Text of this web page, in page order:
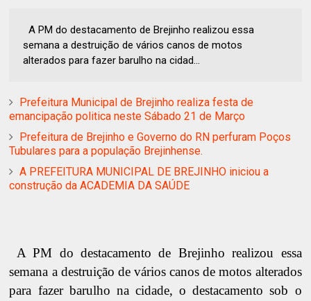
A PM do destacamento de Brejinho realizou essa
semana a destruição de vários canos de motos
alterados para fazer barulho na cidad...
Prefeitura Municipal de Brejinho realiza festa de
emancipação politica neste Sábado 21 de Março
Prefeitura de Brejinho e Governo do RN perfuram Poços
Tubulares para a população Brejinhense.
A PREFEITURA MUNICIPAL DE BREJINHO iniciou a
construção da ACADEMIA DA SAÚDE
A PM do destacamento de Brejinho realizou essa
semana a destruição de vários canos de motos alterados
para fazer barulho na cidade, o destacamento sob o